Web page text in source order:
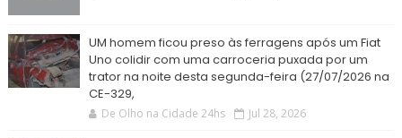
UM homem ficou preso às ferragens após um Fiat
Uno colidir com uma carroceria puxada por um
trator na noite desta segunda-feira (27/07/2026 na
CE-329,
De Olho na Cidade 24hs Jul 28, 2026